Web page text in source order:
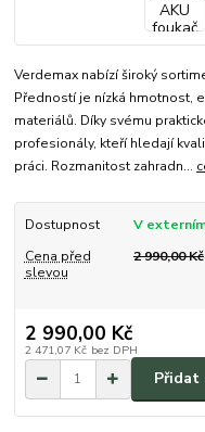
Verdemax nabízí široký
Předností je nízká hmotnost,
materiálů. Díky svému
profesionály, kteří hledají
práci. Rozmanitost zahradn...
Dostupnost
V
Cena před
slevou
2 990,00 Kč
2 990,00 Kč
2 471,07 Kč bez DPH
Přidat